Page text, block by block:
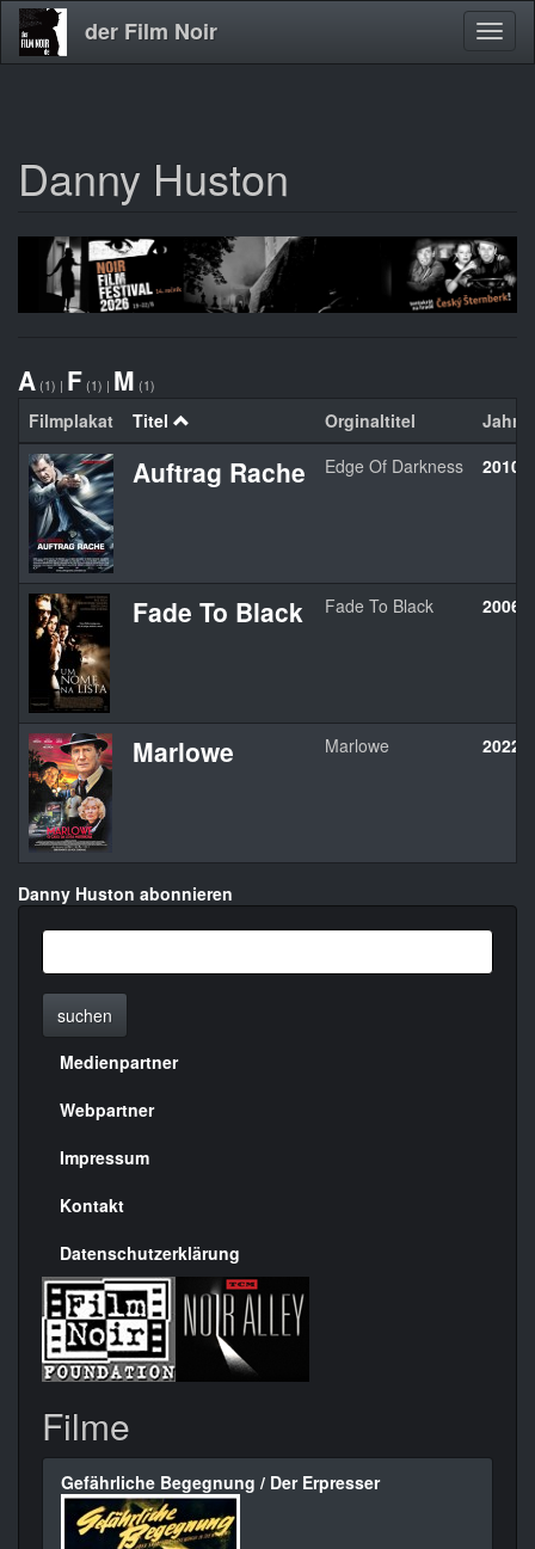
Direkt
zum
der Film Noir
Danny Huston
A (1) | F (1) | M (1)
Filmplakat Titel Orginaltitel Jahr
Auftrag Rache Edge Of Darkness 2010
Fade To Black Fade To Black 2006
Marlowe Marlowe 2022
Danny Huston abonnieren
suchen
Menülinks
rechte
Seite
Medienpartner
Webpartner
Impressum
Kontakt
Datenschutzerklärung
Filme
Gefährliche Begegnung / Der Erpresser